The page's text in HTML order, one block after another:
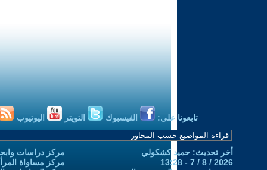
تابعونا على: الفيسبوك التويتر اليوتيوب
أخر تحديث: حميد كشكولي
2026 / 8 / 7 - 13:28
مركز دراسات
مركز مساواة